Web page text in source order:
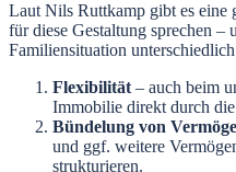
Laut Nils Ruttkamp gibt es eine
für diese Gestaltung sprechen –
Familiensituation
Flexibilität – auch beim
Immobilie direkt durch
Bündelung von
und ggf. weitere
strukturieren.